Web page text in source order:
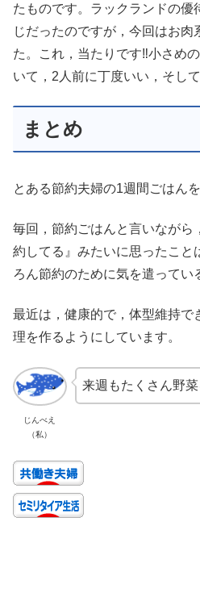
たものです。ラックランドの優
じだったのですが，今回はお肉
た。これ，当たりです‼︎小さめ
いて，2人前に丁度いい，そして
まとめ
とある節約夫婦の1週間ごはん
毎回，節約ごはんと言いながら
約してる』みたいに思ったこと
ろん節約のために気を遣ってい
最近は，健康的で，体型維持で
理を作るようにしています。
じんべえ
（私）
来週もたくさん野菜